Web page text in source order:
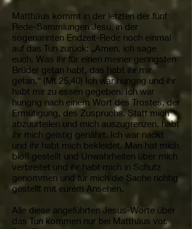
Matthäus kommt in der letzten der fünf
Rede-Sammlungen Jesu, in der
sogenannten Endzeit-Rede noch einmal
auf das Tun zurück: „Amen, ich sage
euch. Was ihr für einen meiner geringsten
Brüder getan habt, das habt ihr mir
getan.“ (Mt 25,40) Ich war hungrig und ihr
habt mir zu essen gegeben. Ich war
hungrig nach einem Wort des Trostes, der
Ermutigung, des Zuspruchs. Statt mich
abzuurteilen und mich auszugrenzen, habt
ihr mich geistig genährt. Ich war nackt
und ihr habt mich bekleidet. Man hat mich
bloß gestellt und Unwahrheiten über mich
verbreitet und ihr habt mich in Schutz
genommen und für mich die Sache richtig
gestellt mit eurem Ansehen.
Alle diese angeführten Jesus-Worte über
das Tun kommen nur bei Matthäus vor.